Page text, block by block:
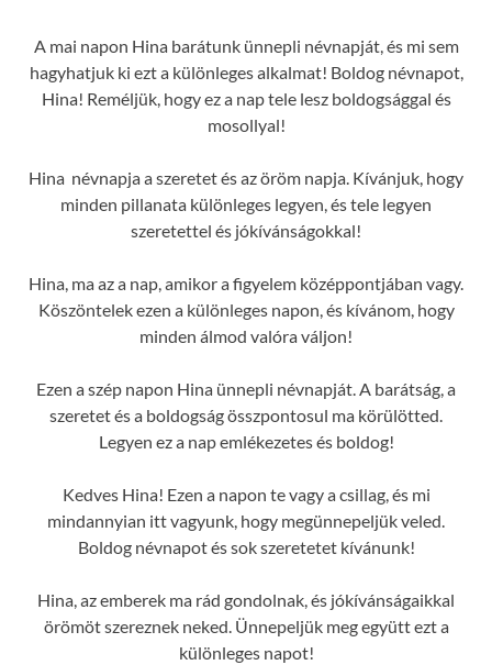
A mai napon Hina barátunk ünnepli névnapját, és mi sem
hagyhatjuk ki ezt a különleges alkalmat! Boldog névnapot,
Hina! Reméljük, hogy ez a nap tele lesz boldogsággal és
mosollyal!
Hina névnapja a szeretet és az öröm napja. Kívánjuk, hogy
minden pillanata különleges legyen, és tele legyen
szeretettel és jókívánságokkal!
Hina, ma az a nap, amikor a figyelem középpontjában vagy.
Köszöntelek ezen a különleges napon, és kívánom, hogy
minden álmod valóra váljon!
Ezen a szép napon Hina ünnepli névnapját. A barátság, a
szeretet és a boldogság összpontosul ma körülötted.
Legyen ez a nap emlékezetes és boldog!
Kedves Hina! Ezen a napon te vagy a csillag, és mi
mindannyian itt vagyunk, hogy megünnepeljük veled.
Boldog névnapot és sok szeretetet kívánunk!
Hina, az emberek ma rád gondolnak, és jókívánságaikkal
örömöt szereznek neked. Ünnepeljük meg együtt ezt a
különleges napot!